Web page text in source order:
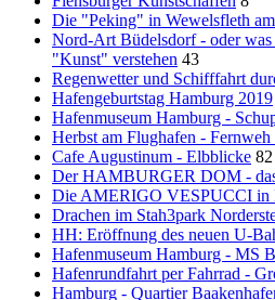
Die "Peking" in Wewelsfleth
Nord-Art Büdelsdorf - oder was
"Kunst" verstehen 43
Regenwetter und Schifffahrt
Hafengeburtstag Hamburg 2019
Hafenmuseum Hamburg -
Herbst am Flughafen - Fernweh
Cafe Augustinum - Elbblicke 82
Der HAMBURGER DOM -
Die AMERIGO VESPUCCI in
Drachen im Stah3park
HH: Eröffnung des neuen U-
Hafenmuseum Hamburg - MS
Hafenrundfahrt per Fahrrad -
Hamburg - Quartier